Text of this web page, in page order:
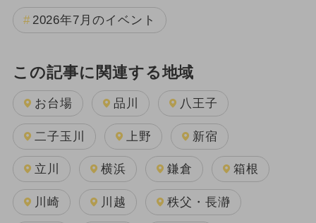
2026年7月のイベント
この記事に関連する地域
お台場 品川 八王子
二子玉川 上野 新宿
立川 横浜 鎌倉 箱根
川崎 川越 秩父・長瀞